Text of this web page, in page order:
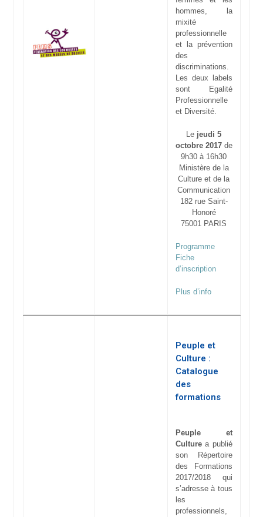
hommes, la
mixité
professionnelle
et la prévention
des
discriminations.
Les deux labels
sont Egalité
Professionnelle
et Diversité.
Le jeudi 5
octobre 2017de
9h30 à 16h30
Ministère de la
Culture et de la
Communication
182 rue Saint-
Honoré
75001 PARIS
Programme
Fiche
d’inscription
Plus d’info
Peuple et
Culture :
Catalogue
des
formations
Peuple et
Culturea publié
son Répertoire
des Formations
2017/2018 qui
s’adresse à tous
les
professionnels,